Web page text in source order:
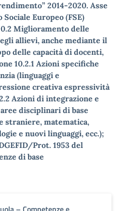
2014-2020. Asse
Europeo (FSE)
Miglioramento delle
allievi, anche mediante il
delle capacità di docenti,
10.2.1 Azioni specifiche
(linguaggi e
creativa espressività
Azioni di integrazione e
disciplinari di base
straniere, matematica,
e nuovi linguaggi, ecc.);
Prot. 1953 del
di base